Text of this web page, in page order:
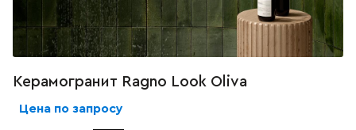
Керамогранит Ragno Look Oliva
Цена по запросу